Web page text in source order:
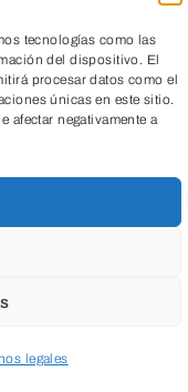
tecnologías como las
del dispositivo. El
procesar datos como el
únicas en este sitio.
afectar negativamente a
legales